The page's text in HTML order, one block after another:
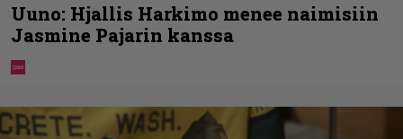
Uuno: Hjallis Harkimo menee naimisiin
Jasmine Pajarin kanssa